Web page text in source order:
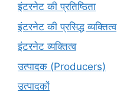
इंटरनेट की प्रतिष्ठिता
इंटरनेट की प्रसिद्ध व्यक्तित्व
इंटरनेट व्यक्तित्व
उत्पादक (Producers)
उत्पादकों